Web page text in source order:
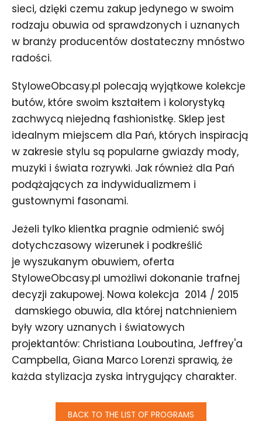
sieci, dzięki czemu zakup jedynego w swoim
rodzaju obuwia od sprawdzonych i uznanych
w branży producentów dostateczny mnóstwo
radości.
StyloweObcasy.pl polecają wyjątkowe kolekcje
butów, które swoim kształtem i kolorystyką
zachwycą niejedną fashionistkę. Sklep jest
idealnym miejscem dla Pań, których inspiracją
w zakresie stylu są popularne gwiazdy mody,
muzyki i świata rozrywki. Jak również dla Pań
podążających za indywidualizmem i
gustownymi fasonami.
Jeżeli tylko klientka pragnie odmienić swój
dotychczasowy wizerunek i podkreślić
je wyszukanym obuwiem, oferta
StyloweObcasy.pl umożliwi dokonanie trafnej
decyzji zakupowej. Nowa kolekcja 2014 / 2015
damskiego obuwia, dla której natchnieniem
były wzory uznanych i światowych
projektantów: Christiana Louboutina, Jeffrey'a
Campbella, Giana Marco Lorenzi sprawią, że
każda stylizacja zyska intrygujący charakter.
BACK TO THE LIST OF PROGRAMS